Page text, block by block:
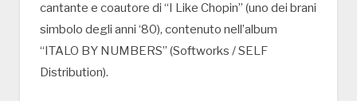
cantante e coautore di “I Like Chopin” (uno dei brani
simbolo degli anni ‘80), contenuto nell’album
“ITALO BY NUMBERS” (Softworks / SELF
Distribution).